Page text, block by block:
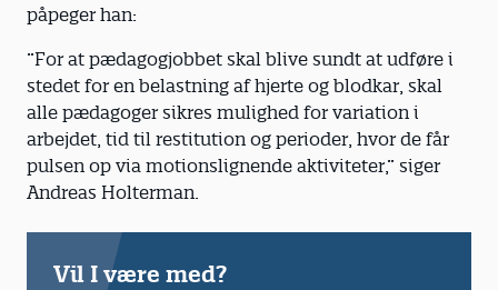
påpeger han:
”For at pædagogjobbet skal blive sundt at udføre i
stedet for en belastning af hjerte og blodkar, skal
alle pædagoger sikres mulighed for variation i
arbejdet, tid til restitution og perioder, hvor de får
pulsen op via motionslignende aktiviteter,” siger
Andreas Holterman.
Vil I være med?